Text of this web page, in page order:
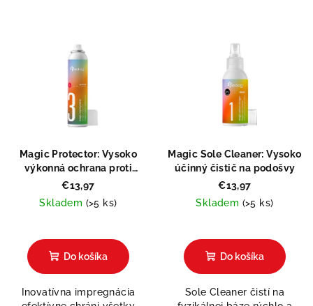
Magic Protector: Vysoko
výkonná ochrana proti
vlhkosti a špine
€13,97
Skladem (>5 ks)
Do košíka
Inovatívna impregnácia
Magic Sole Cleaner: Vysoko
účinný čistič na podošvy
€13,97
Skladem (>5 ks)
hodnotenie
produktu
z
Do košíka
Sole Cleaner čistí na